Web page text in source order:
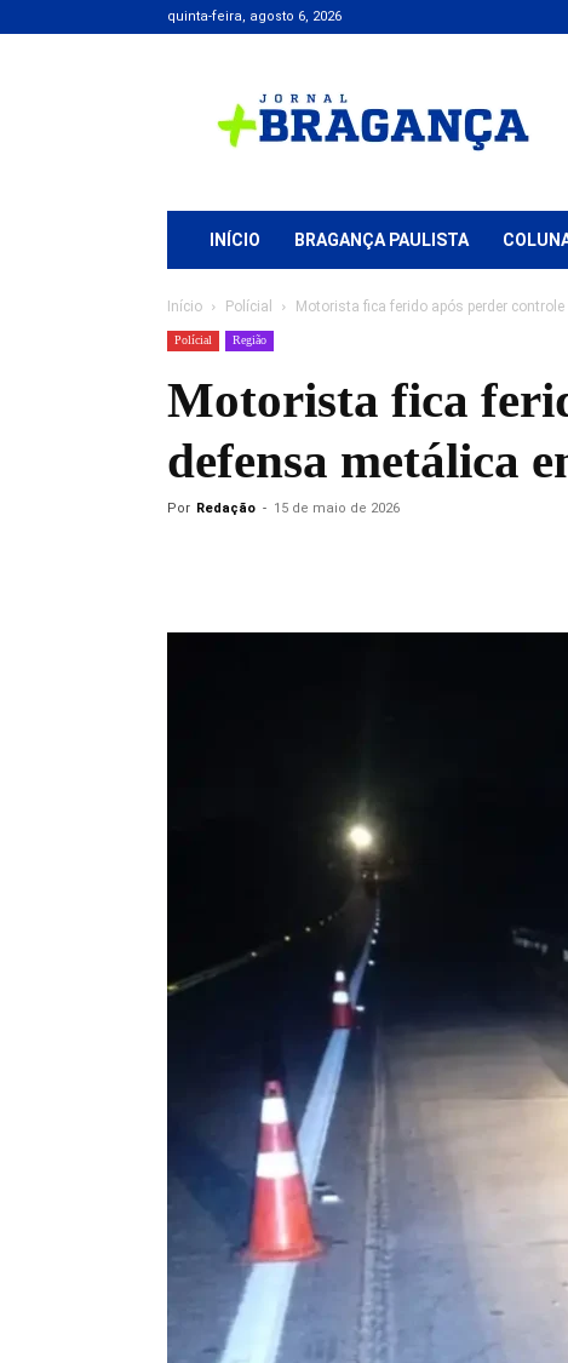
quinta-feira, agosto 6, 2026
+
Bragança
INÍCIO BRAGANÇA PAULISTA
Início Polícial Motorista fica ferido após perder
Polícial Região
Motorista fica
defensa metálica
Por Redação - 15 de maio de 2026